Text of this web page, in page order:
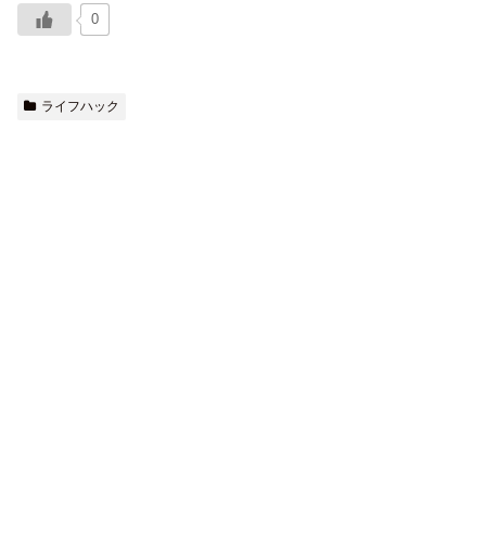
0
ライフハック